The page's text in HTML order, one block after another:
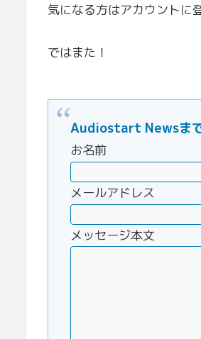
気になる方はアカウントに
ではまた！
Audiostart Newsまで
お名前
メールアドレス
メッセージ本文